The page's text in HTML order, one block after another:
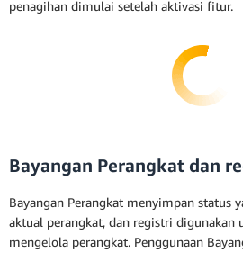
penagihan dimulai setelah aktivasi fitur.
Bayangan Perangkat dan
Bayangan Perangkat menyimpan status
aktual perangkat, dan registri digunakan
mengelola perangkat. Penggunaan